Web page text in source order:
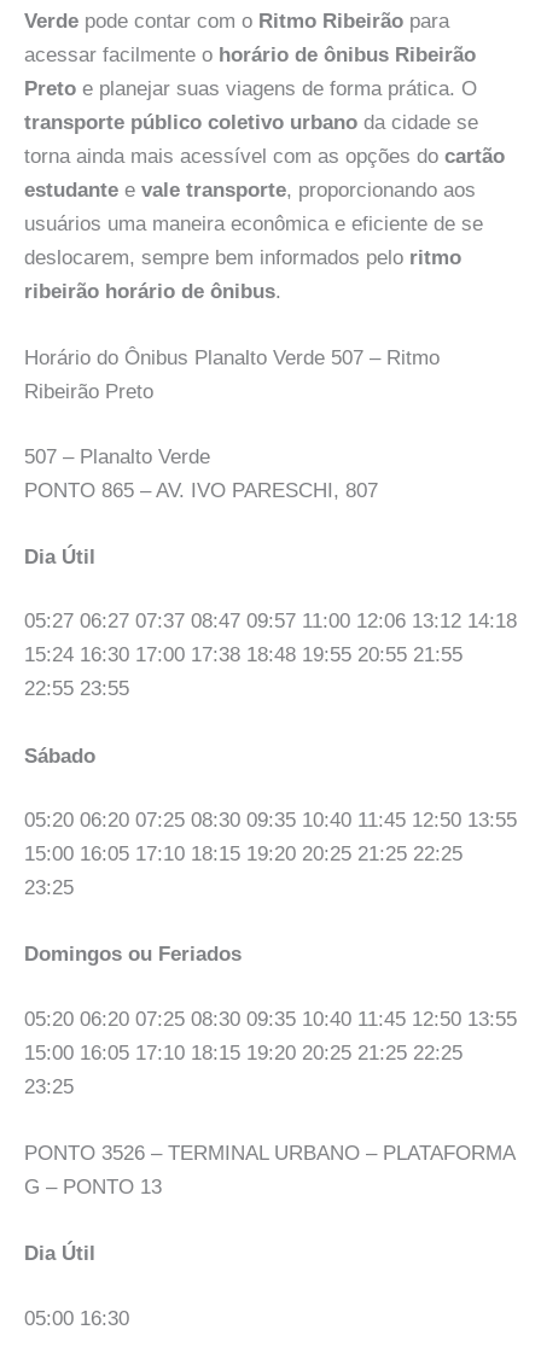
Verde pode contar com o Ritmo Ribeirão para
acessar facilmente o horário de ônibus Ribeirão
Preto e planejar suas viagens de forma prática. O
transporte público coletivo urbano da cidade se
torna ainda mais acessível com as opções do cartão
estudante e vale transporte, proporcionando aos
usuários uma maneira econômica e eficiente de se
deslocarem, sempre bem informados pelo ritmo
ribeirão horário de ônibus.
Horário do Ônibus Planalto Verde 507 – Ritmo
Ribeirão Preto
507 – Planalto Verde
PONTO 865 – AV. IVO PARESCHI, 807
Dia Útil
05:27 06:27 07:37 08:47 09:57 11:00 12:06 13:12 14:18
15:24 16:30 17:00 17:38 18:48 19:55 20:55 21:55
22:55 23:55
Sábado
05:20 06:20 07:25 08:30 09:35 10:40 11:45 12:50 13:55
15:00 16:05 17:10 18:15 19:20 20:25 21:25 22:25
23:25
Domingos ou Feriados
05:20 06:20 07:25 08:30 09:35 10:40 11:45 12:50 13:55
15:00 16:05 17:10 18:15 19:20 20:25 21:25 22:25
23:25
PONTO 3526 – TERMINAL URBANO – PLATAFORMA
G – PONTO 13
Dia Útil
05:00 16:30